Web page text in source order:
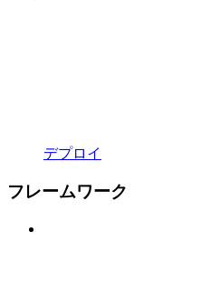
デプロイ
フレームワーク